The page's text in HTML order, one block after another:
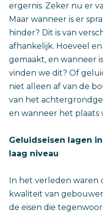
ergernis. Zeker nu er
Maar wanneer is er
hinder? Dit is van
afhankelijk. Hoeveel
gemaakt, en wanneer
vinden we dit? Of
niet alleen af van de
van het
en wanneer het plaats
Geluidseisen lagen
laag niveau
In het verleden waren
kwaliteit van
de eisen die